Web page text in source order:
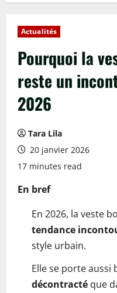
Actualités
Pourquoi la
reste un
2026
Tara Lila
20 janvier 2026
17 minutes read
En bref
En 2026, la veste
tendance
style urbain.
Elle se porte aussi
décontracté que